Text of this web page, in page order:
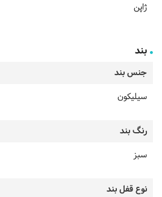
ژاپن
بند
جنس بند
سیلیکون
رنگ بند
سبز
نوع قفل بند